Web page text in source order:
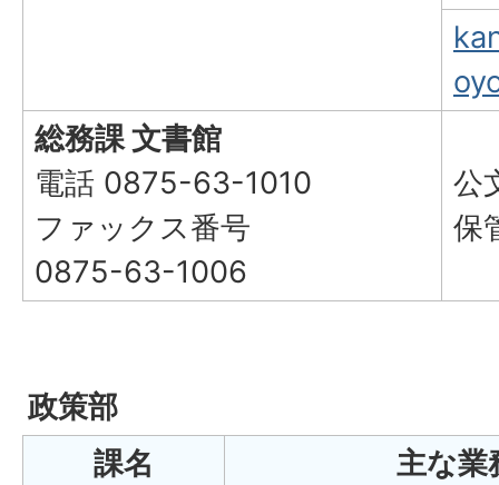
総務課 文書館
電話 0875-63-1010
ファックス番号
0875-63-1006
公
保
政策部
課名
主な業